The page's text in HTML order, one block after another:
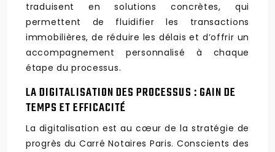
traduisent en solutions concrètes, qui
permettent de fluidifier les transactions
immobilières, de réduire les délais et d’offrir un
accompagnement personnalisé à chaque
étape du processus.
LA DIGITALISATION DES PROCESSUS : GAIN DE
TEMPS ET EFFICACITÉ
La digitalisation est au cœur de la stratégie de
progrès du Carré Notaires Paris. Conscients des